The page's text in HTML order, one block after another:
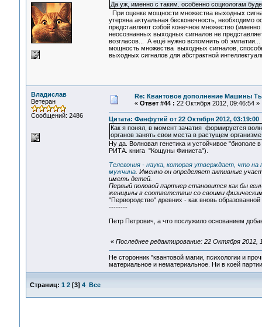
Да уж, именно с таким. особенно социологам
При оценке мощности множества выходных
утеряна актуальная бесконечность, необходимо
представляют собой конечное множество
неосознанных выходных сигналов не
возгласов... А ещё нужно вспомнить об
мощность множества выходных сигналов,
выходных сигналов для абстрактной
Владислав
Ветеран
Сообщений: 2486
Re: Квантовое дополнение Машины
« Ответ #44 : 22 Октября 2012, 09:46:54 »
Цитата: Фанфутий от 22 Октября 2012, 03:19:00
Как я понял, в момент зачатия формируется
органов занять свои места в растущем
Ну да. Волновая генетика и устойчивое
РИТА. книга "Кощуны Финиста").
Телегония - наука, которая утверждает, что
мужчина. Именно он определяет активные
иметь детей.
Первый половой партнер становится как бы
женщины в соответствии со своими
"Первородство" древних - как вновь
--------
Петр Петрович, а что послужило основанием
« Последнее редактирование: 22 Октября 2012,
Не сторонник "квантовой магии, психологии и
материальное и нематериальное. Ни в коей
Страниц: 1 2[3] 4 Все